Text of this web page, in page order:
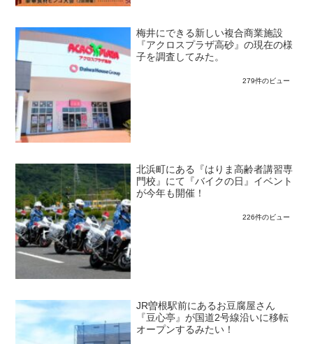
梅井にできる新しい複合商業施設
『アクロスプラザ高砂』の現在の様
子を調査してみた。
279件のビュー
北浜町にある『はりま高齢者講習専
門校』にて『バイクの日』イベント
が今年も開催！
226件のビュー
JR曽根駅前にあるお豆腐屋さん
『豆心亭』が国道2号線沿いに移転
オープンするみたい！